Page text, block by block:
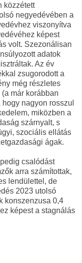
közzétett
negyedévében a
viszonyítva
képest
volt. Szezonálisan
adatok
Az év
zsugorodott a
még részletes
már korábban
nagyon rosszul
miközben a
szárnyalt, s
szociális ellátás
ágak.
csalódást
arra számítottak,
lendülettel, de
2023 utolsó
konszenzusa 0,4
képest a stagnálás